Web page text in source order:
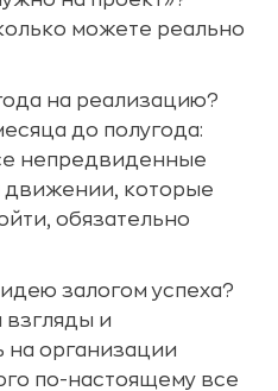
можете реально
на реализацию?
до полугода:
непредвиденные
которые
обязательно
залогом успеха?
взгляды и
на организации
по-настоящему все